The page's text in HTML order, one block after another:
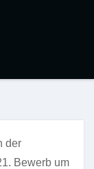
der
Bewerb um